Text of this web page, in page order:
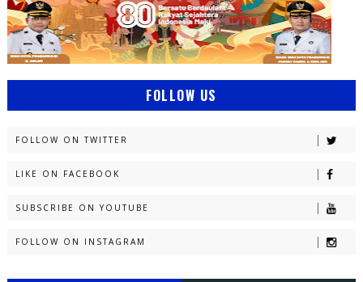
FOLLOW US
FOLLOW ON TWITTER
LIKE ON FACEBOOK
SUBSCRIBE ON YOUTUBE
FOLLOW ON INSTAGRAM